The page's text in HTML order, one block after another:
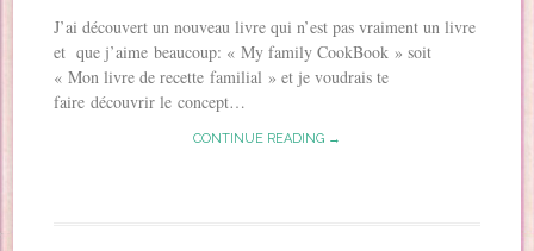
J’ai découvert un nouveau livre qui n’est pas vraiment un livre
et que j’aime beaucoup: « My family CookBook » soit
« Mon livre de recette familial » et je voudrais te
faire découvrir le concept…
CONTINUE READING →